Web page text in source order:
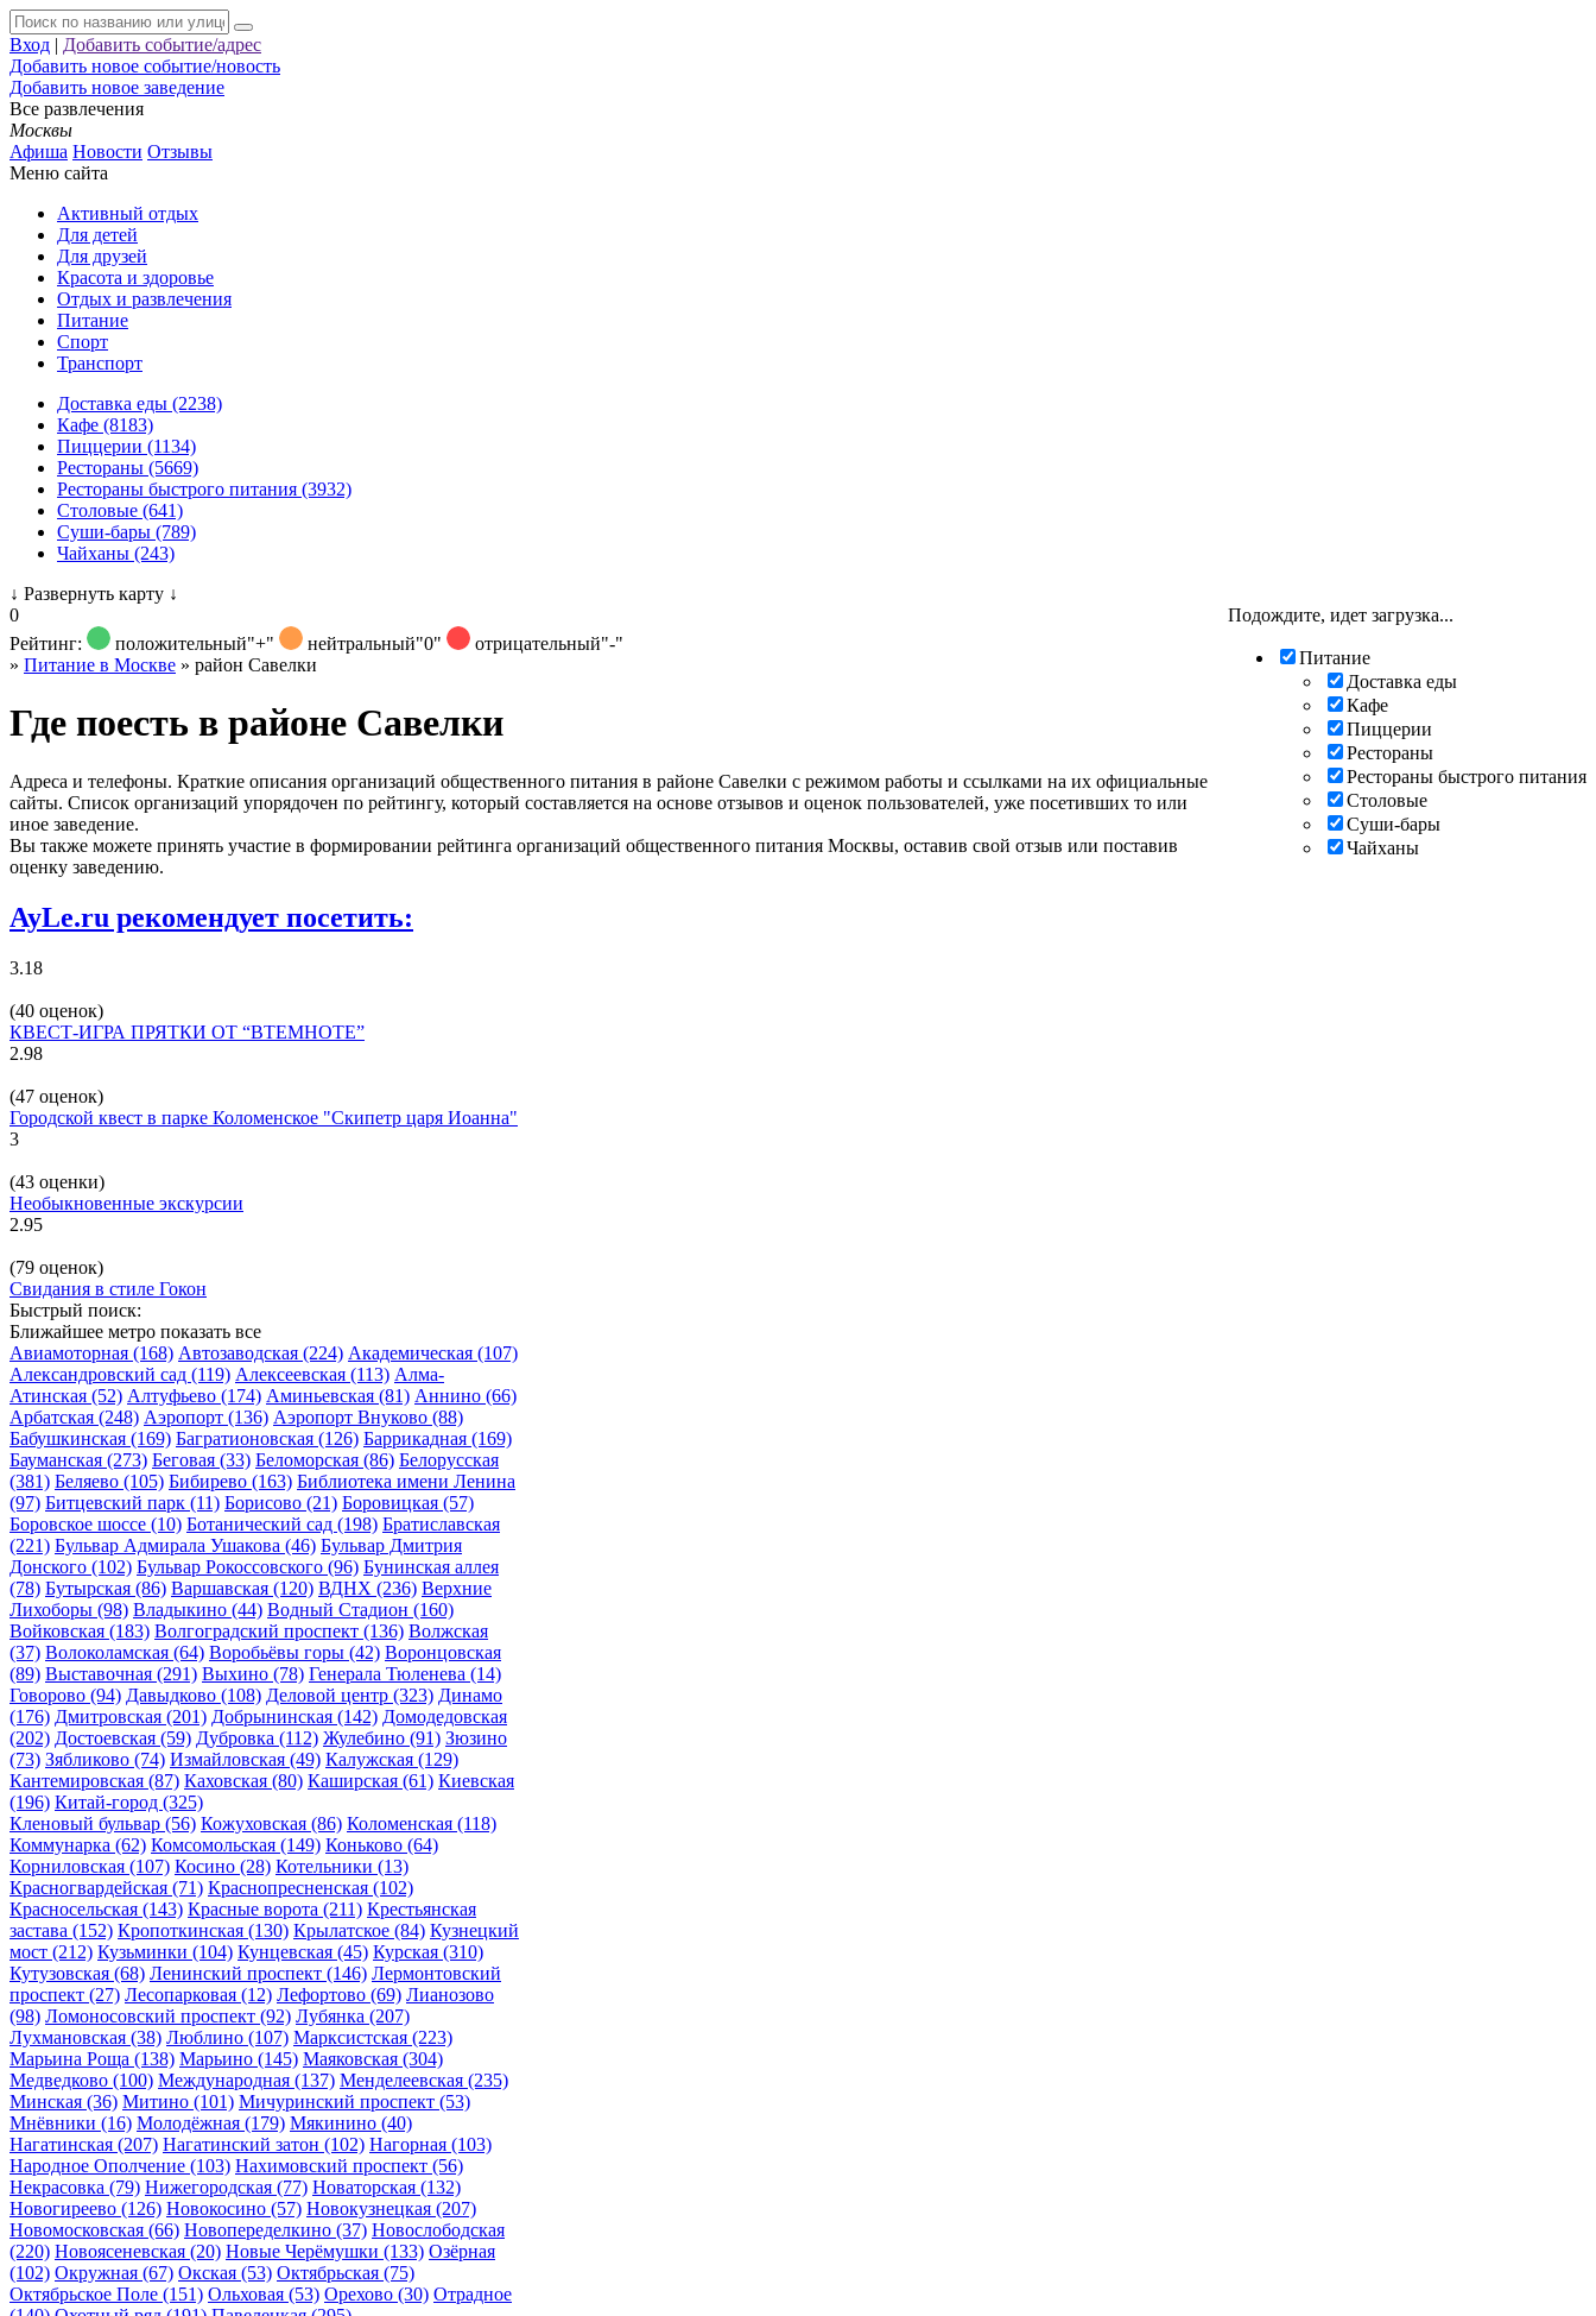
Вход | Добавить событие/адрес
Добавить новое событие/новость
Добавить новое заведение
Все развлечения
Москвы
Афиша Новости Отзывы
Меню сайта
Активный отдых
Для детей
Для друзей
Красота и здоровье
Отдых и развлечения
Питание
Спорт
Транспорт
Доставка еды (2238)
Кафе (8183)
Пиццерии (1134)
Рестораны (5669)
Рестораны быстрого питания (3932)
Столовые (641)
Суши-бары (789)
Чайханы (243)
↓ Развернуть карту ↓
Подождите, идет загрузка...
Питание
Доставка еды
Кафе
Пиццерии
Рестораны
Рестораны быстрого питания
Столовые
Суши-бары
Чайханы
0
Рейтинг:
положительный"+" нейтральный"0" отрицательный"-"
» Питание в Москве » район Савелки
Где поесть в районе Савелки
Адреса и телефоны. Краткие описания организаций общественного питания в районе Савелки с режимом работы и ссылками на их официальные
сайты. Список организаций упорядочен по рейтингу, который составляется на основе отзывов и оценок пользователей, уже посетивших то или
иное заведение.
Вы также можете принять участие в формировании рейтинга организаций общественного питания Москвы, оставив свой отзыв или поставив
оценку заведению.
AyLe.ru рекомендует посетить:
3.18
(40 оценок)
КВЕСТ-ИГРА ПРЯТКИ ОТ “ВТЕМНОТЕ”
2.98
(47 оценок)
Городской квест в парке Коломенское "Скипетр царя Иоанна"
3
(43 оценки)
Необыкновенные экскурсии
2.95
(79 оценок)
Свидания в стиле Гокон
Быстрый поиск:
Ближайшее метро показать все
Авиамоторная (168) Автозаводская (224) Академическая (107)
Александровский сад (119) Алексеевская (113) Алма-
Атинская (52) Алтуфьево (174) Аминьевская (81) Аннино (66)
Арбатская (248) Аэропорт (136) Аэропорт Внуково (88)
Бабушкинская (169) Багратионовская (126) Баррикадная (169)
Бауманская (273) Беговая (33) Беломорская (86) Белорусская
(381) Беляево (105) Бибирево (163) Библиотека имени Ленина
(97) Битцевский парк (11) Борисово (21) Боровицкая (57)
Боровское шоссе (10) Ботанический сад (198) Братиславская
(221) Бульвар Адмирала Ушакова (46) Бульвар Дмитрия
Донского (102) Бульвар Рокоссовского (96) Бунинская аллея
(78) Бутырская (86) Варшавская (120) ВДНХ (236) Верхние
Лихоборы (98) Владыкино (44) Водный Стадион (160)
Войковская (183) Волгоградский проспект (136) Волжская
(37) Волоколамская (64) Воробьёвы горы (42) Воронцовская
(89) Выставочная (291) Выхино (78) Генерала Тюленева (14)
Говорово (94) Давыдково (108) Деловой центр (323) Динамо
(176) Дмитровская (201) Добрынинская (142) Домодедовская
(202) Достоевская (59) Дубровка (112) Жулебино (91) Зюзино
(73) Зябликово (74) Измайловская (49) Калужская (129)
Кантемировская (87) Каховская (80) Каширская (61) Киевская
(196) Китай-город (325)
Кленовый бульвар (56) Кожуховская (86) Коломенская (118)
Коммунарка (62) Комсомольская (149) Коньково (64)
Корниловская (107) Косино (28) Котельники (13)
Красногвардейская (71) Краснопресненская (102)
Красносельская (143) Красные ворота (211) Крестьянская
застава (152) Кропоткинская (130) Крылатское (84) Кузнецкий
мост (212) Кузьминки (104) Кунцевская (45) Курская (310)
Кутузовская (68) Ленинский проспект (146) Лермонтовский
проспект (27) Лесопарковая (12) Лефортово (69) Лианозово
(98) Ломоносовский проспект (92) Лубянка (207)
Лухмановская (38) Люблино (107) Марксистская (223)
Марьина Роща (138) Марьино (145) Маяковская (304)
Медведково (100) Международная (137) Менделеевская (235)
Минская (36) Митино (101) Мичуринский проспект (53)
Мнёвники (16) Молодёжная (179) Мякинино (40)
Нагатинская (207) Нагатинский затон (102) Нагорная (103)
Народное Ополчение (103) Нахимовский проспект (56)
Некрасовка (79) Нижегородская (77) Новаторская (132)
Новогиреево (126) Новокосино (57) Новокузнецкая (207)
Новомосковская (66) Новопеределкино (37) Новослободская
(220) Новоясеневская (20) Новые Черёмушки (133) Озёрная
(102) Окружная (67) Окская (53) Октябрьская (75)
Октябрьское Поле (151) Ольховая (53) Орехово (30) Отрадное